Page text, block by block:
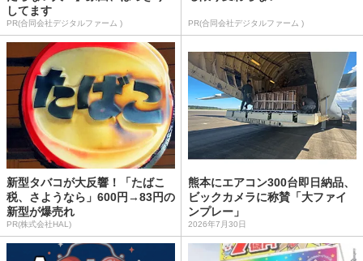
してます
PR(合同会社デジタルファーム ) PR(合同会社デジタルファーム )
新型タバコが大反響！「たばこ
税、さようなら」600円→83円の
新型が爆売れ
PR(株式会社HAL)
熊本にエアコン300台即日納品、
ビックカメラに称賛「大ファイ
ンプレー」
2026年7月30日